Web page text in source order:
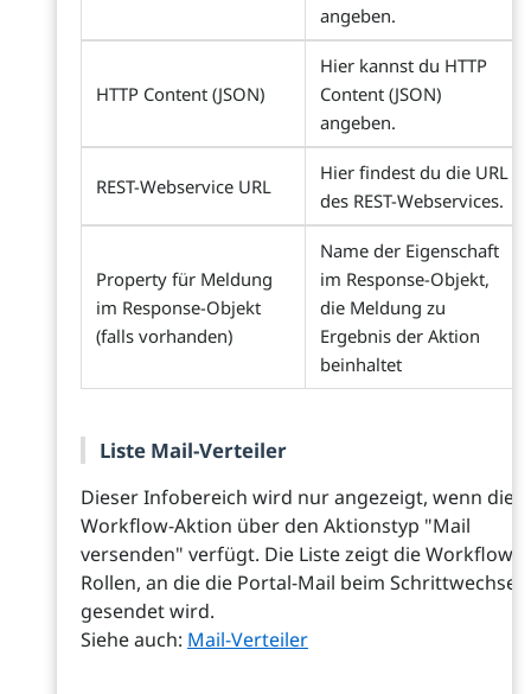
angeben.
HTTP Content (JSON)
Hier kannst du HTTP
Content (JSON)
angeben.
REST-Webservice URL
Hier findest du die URL
des REST-Webservices.
Property für Meldung
im Response-Objekt
(falls vorhanden)
Name der Eigenschaft
im Response-Objekt,
die Meldung zu
Ergebnis der Aktion
beinhaltet
Liste Mail-Verteiler
Dieser Infobereich wird nur angezeigt, wenn die
Workflow-Aktion über den Aktionstyp "Mail
versenden" verfügt. Die Liste zeigt die Workflow-
Rollen, an die die Portal-Mail beim Schrittwechsel
gesendet wird.
Siehe auch: Mail-Verteiler